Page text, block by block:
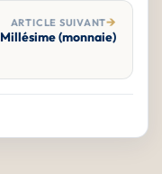
ARTICLE SUIVANT→
Millésime (monnaie)